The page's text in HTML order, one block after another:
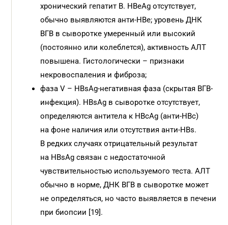
хронический гепатит В. HBeAg отсутствует,
обычно выявляются анти-HBe; уровень ДНК
ВГВ в сыворотке умеренный или высокий
(постоянно или колеблется), активность АЛТ
повышена. Гистологически – признаки
некровоспаления и фиброза;
фаза V – HBsAg-негативная фаза (скрытая ВГВ-
инфекция). HBsAg в сыворотке отсутствует,
определяются антитела к HBcAg (анти-HBc)
на фоне наличия или отсутствия анти-HBs.
В редких случаях отрицательный результат
на HBsAg связан с недостаточной
чувствительностью используемого теста. АЛТ
обычно в норме, ДНК ВГВ в сыворотке может
не определяться, но часто выявляется в печени
при биопсии [19].